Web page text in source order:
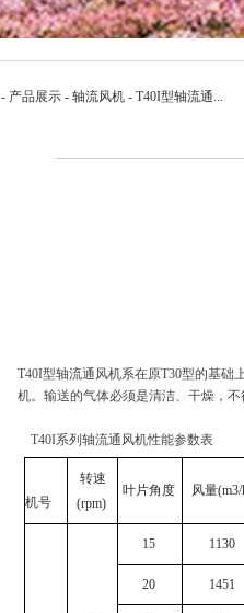
- 产品展示 - 轴流风机 - T40I型轴流通...
T40I型轴流通风机系在原T30型的基础
机。输送的气体必须是清洁、干燥，
T40I系列轴流通风机性能参数表
机号
转速
(rpm)
叶片角度 风量
15 1130
20 1451